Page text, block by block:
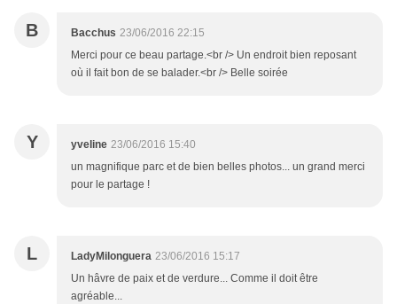
B Bacchus 23/06/2016 22:15
Merci pour ce beau partage.<br /> Un endroit bien reposant
où il fait bon de se balader.<br /> Belle soirée
Y yveline 23/06/2016 15:40
un magnifique parc et de bien belles photos... un grand merci
pour le partage !
L LadyMilonguera 23/06/2016 15:17
Un hâvre de paix et de verdure... Comme il doit être
agréable...